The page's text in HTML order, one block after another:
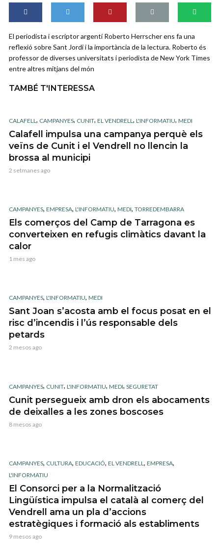
El periodista i escriptor argentí Roberto Herrscher ens fa una
reflexió sobre Sant Jordi i la importància de la lectura. Roberto és
professor de diverses universitats i periodista de New York Times
entre altres mitjans del món
TAMBÉ T'INTERESSA
CALAFELL , CAMPANYES, CUNIT, EL VENDRELL , L'INFORMATIU, MEDI
Calafell impulsa una campanya perquè els
veïns de Cunit i el Vendrell no llencin la
brossa al municipi
2 setmanes ago
CAMPANYES, EMPRESA, L'INFORMATIU, MEDI, TORREDEMBARRA
Els comerços del Camp de Tarragona es
converteixen en refugis climàtics davant la
calor
1 mes ago
CAMPANYES, L'INFORMATIU, MEDI
Sant Joan s’acosta amb el focus posat en el
risc d’incendis i l’ús responsable dels
petards
2 mesos ago
CAMPANYES, CUNIT, L'INFORMATIU, MEDI, SEGURETAT
Cunit persegueix amb dron els abocaments
de deixalles a les zones boscoses
8 mesos ago
CAMPANYES, CULTURA, EDUCACIÓ, EL VENDRELL, EMPRESA,
L'INFORMATIU
El Consorci per a la Normalització
Lingüística impulsa el català al comerç del
Vendrell ama un pla d’accions
estratègiques i formació als establiments
9 mesos ago